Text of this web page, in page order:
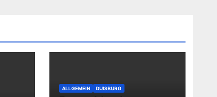
ALLGEMEIN DUISBURG